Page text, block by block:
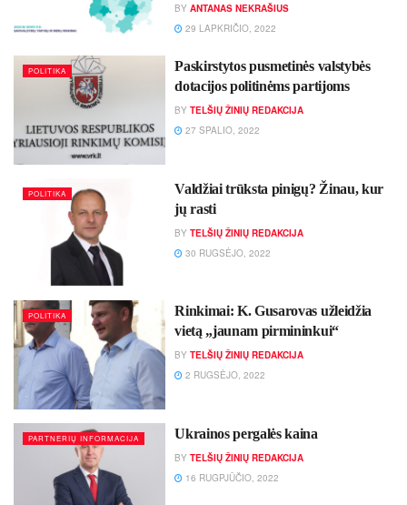
BY ANTANAS NEKRAŠIUS
29 LAPKRIČIO, 2022
POLITIKA
Paskirstytos pusmetinės valstybės
dotacijos politinėms partijoms
BY TELŠIŲ ŽINIŲ REDAKCIJA
27 SPALIO, 2022
POLITIKA
Val­džiai trūks­ta pi­ni­gų? Ži­nau, kur
jų ras­ti
BY TELŠIŲ ŽINIŲ REDAKCIJA
30 RUGSĖJO, 2022
POLITIKA
Rin­ki­mai: K. Gu­sa­ro­vas už­lei­džia
vie­tą „jau­nam pir­mi­nin­kui“
BY TELŠIŲ ŽINIŲ REDAKCIJA
2 RUGSĖJO, 2022
PARTNERIŲ INFORMACIJA Ukrainos pergalės kaina
BY TELŠIŲ ŽINIŲ REDAKCIJA
16 RUGPJŪČIO, 2022